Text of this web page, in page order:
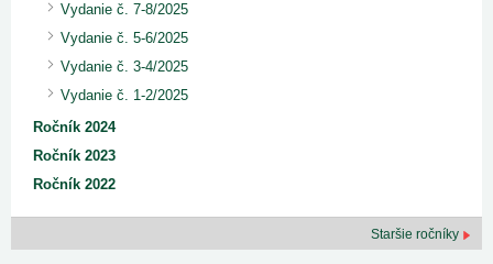
Vydanie č. 7-8/2025
Vydanie č. 5-6/2025
Vydanie č. 3-4/2025
Vydanie č. 1-2/2025
Ročník 2024
Ročník 2023
Ročník 2022
Staršie ročníky